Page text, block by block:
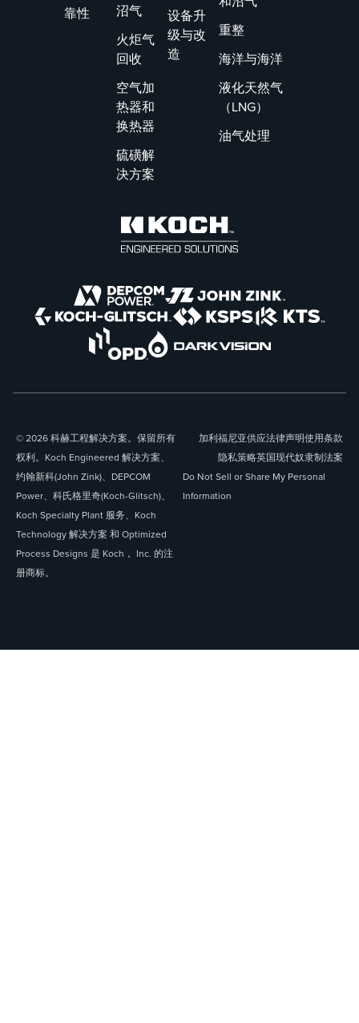
靠性
沼气
火炬气
回收
空气加
热器和
换热器
硫磺解
决方案
设备升
级与改
造
重整
海洋与海洋
液化天然气
（LNG）
油气处理
© 2026 科赫工程解决方案。保留所有
权利。Koch Engineered 解决方案、
约翰新科(John Zink)、DEPCOM
Power、科氏格里奇(Koch-Glitsch)、
Koch Specialty Plant 服务、Koch
Technology 解决方案 和 Optimized
Process Designs 是 Koch， Inc. 的注
册商标。
加利福尼亚供应法律声明使用条款
隐私策略英国现代奴隶制法案
Do Not Sell or Share My Personal
Information